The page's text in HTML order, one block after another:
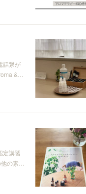
話繋が
&…
定講習
の素…